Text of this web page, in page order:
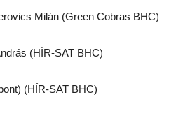
Milán (Green Cobras BHC)
(HÍR-SAT BHC)
(HÍR-SAT BHC)